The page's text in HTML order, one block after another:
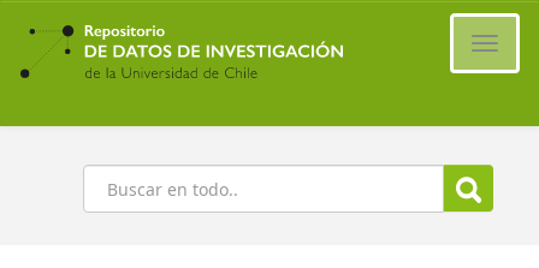
Ir
contenido
principal
Buscar